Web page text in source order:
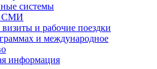
системы
СМИ
и рабочие поездки
и международное
информация